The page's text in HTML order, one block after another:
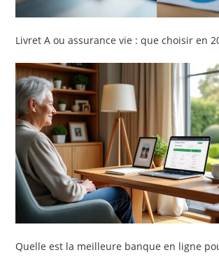
Livret A ou assurance vie : que choisir en
Quelle est la meilleure banque en ligne